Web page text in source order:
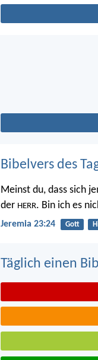
Bibelvers des
Meinst du, dass sich
der HERR. Bin ich es
Jeremia 23:24 Gott
Täglich einen